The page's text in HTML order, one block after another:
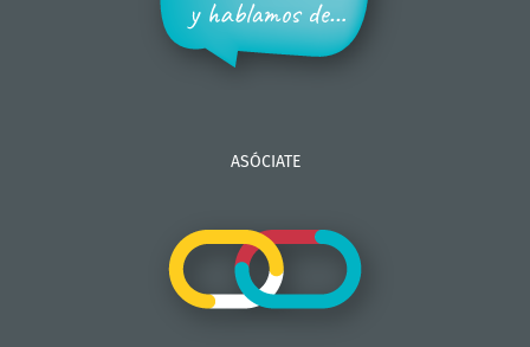
ASÓCIATE